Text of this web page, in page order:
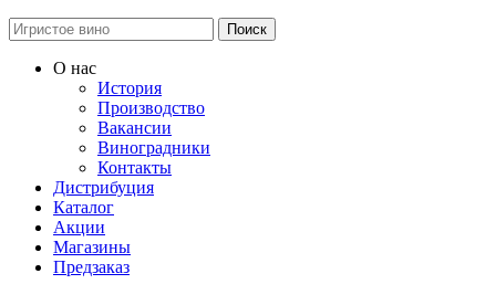
Поиск
О нас
История
Производство
Вакансии
Виноградники
Контакты
Дистрибуция
Каталог
Акции
Магазины
Предзаказ